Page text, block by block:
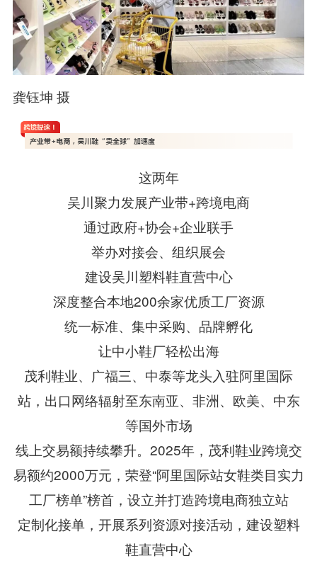
龚钰坤 摄
这两年
吴川聚力发展产业带+跨境电商
通过政府+协会+企业联手
举办对接会、组织展会
建设吴川塑料鞋直营中心
深度整合本地200余家优质工厂资源
统一标准、集中采购、品牌孵化
让中小鞋厂轻松出海
茂利鞋业、广福三、中泰等龙头入驻阿里国际
站，出口网络辐射至东南亚、非洲、欧美、中东
等国外市场
线上交易额持续攀升。2025年，茂利鞋业跨境交
易额约2000万元，荣登“阿里国际站女鞋类目实力
工厂榜单”榜首，设立并打造跨境电商独立站
定制化接单，开展系列资源对接活动，建设塑料
鞋直营中心